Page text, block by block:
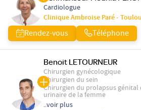
Cardiologue
Clinique Ambroise Paré -
Rendez-vous Téléphone
Benoit LETOURNEUR
Chirurgien gynécologique
Chirurgien du sein
Chirurgien du prolapsus
urinaire de la femme
..voir plus